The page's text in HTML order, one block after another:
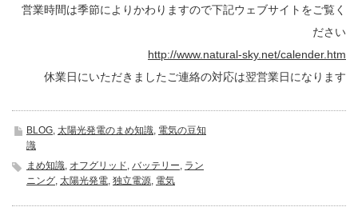
営業時間は季節によりかわりますので下記ウェブサイトをご覧く
ださい
http://www.natural-sky.net/calender.htm
休業日にいただきましたご連絡の対応は翌営業日になります
BLOG, 太陽光発電のまめ知識, 電気の豆知
識
まめ知識, オフグリッド, バッテリー, ラン
ニング, 太陽光発電, 独立電源, 電気